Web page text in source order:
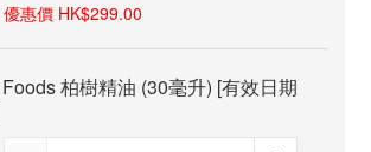
優惠價 HK$299.00
柏樹精油 (30毫升) [有效日期